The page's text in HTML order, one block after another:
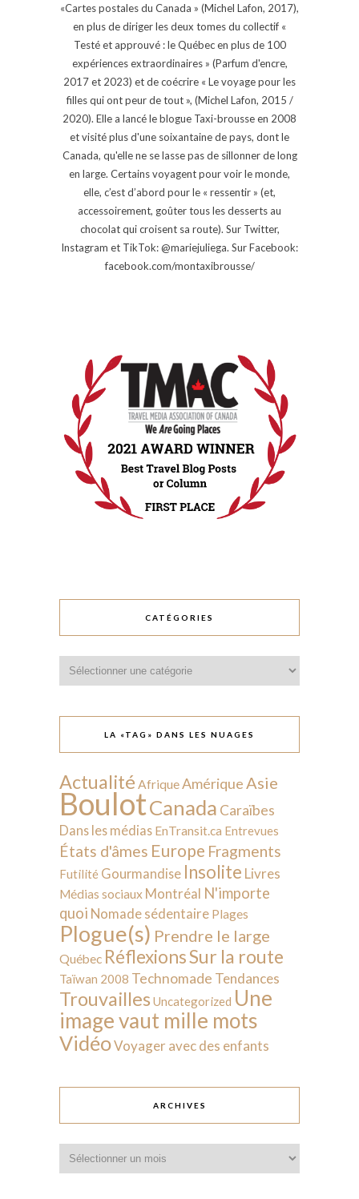
«Cartes postales du Canada » (Michel Lafon, 2017),
en plus de diriger les deux tomes du collectif «
Testé et approuvé : le Québec en plus de 100
expériences extraordinaires » (Parfum d'encre,
2017 et 2023) et de coécrire « Le voyage pour les
filles qui ont peur de tout », (Michel Lafon, 2015 /
2020). Elle a lancé le blogue Taxi-brousse en 2008
et visité plus d'une soixantaine de pays, dont le
Canada, qu'elle ne se lasse pas de sillonner de long
en large. Certains voyagent pour voir le monde,
elle, c’est d’abord pour le « ressentir » (et,
accessoirement, goûter tous les desserts au
chocolat qui croisent sa route). Sur Twitter,
Instagram et TikTok: @mariejuliega. Sur Facebook:
facebook.com/montaxibrousse/
CATÉGORIES
LA «TAG» DANS LES NUAGES
Actualité AfriqueAmérique Asie
BoulotCanada Caraïbes
Dans les médias EnTransit.ca Entrevues
États d'âmes Europe Fragments
Futilité Gourmandise Insolite Livres
Médias sociaux Montréal N'importe
quoi Nomade sédentaire Plages
Plogue(s) Prendre le large
Québec RéflexionsSur la route
Taïwan 2008 Technomade Tendances
Trouvailles Uncategorized Une
image vaut mille mots
VidéoVoyager avec des enfants
ARCHIVES